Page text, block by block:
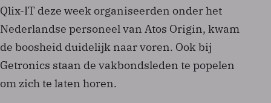
Qlix-IT deze week organiseerden onder het
Nederlandse personeel van Atos Origin, kwam
de boosheid duidelijk naar voren. Ook bij
Getronics staan de vakbondsleden te popelen
om zich te laten horen.